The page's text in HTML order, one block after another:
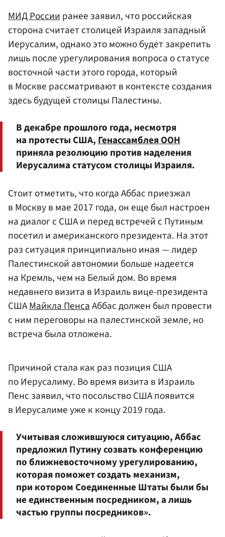
МИД Россииранее заявил, что российская
сторона считает столицей Израиля западный
Иерусалим, однако это можно будет закрепить
лишь после урегулирования вопроса о статусе
восточной части этого города, который
в Москве рассматривают в контексте создания
здесь будущей столицы Палестины.
В декабре прошлого года, несмотря
на протесты США,ГенассамблеяООН
приняла резолюцию против наделения
Иерусалима статусом столицы Израиля.
Стоит отметить, что когда Аббас приезжал
в Москву в мае 2017 года, он еще был настроен
на диалог с США и перед встречей с Путиным
посетил и американского президента. На этот
раз ситуация принципиально иная — лидер
Палестинской автономии больше надеется
на Кремль, чем на Белый дом. Во время
недавнего визита в Израиль вице-президента
СШАМайкла ПенсаАббас должен был провести
с ним переговоры на палестинской земле, но
встреча была отложена.
Причиной стала как раз позиция США
по Иерусалиму. Во время визита в Израиль
Пенс заявил, что посольство США появится
в Иерусалиме уже к концу 2019 года.
Учитывая сложившуюся ситуацию, Аббас
предложил Путину созвать конференцию
по ближневосточному урегулированию,
которая поможет создать механизм,
при котором Соединенные Штаты были бы
не единственным посредником, а лишь
частью группы посредников».